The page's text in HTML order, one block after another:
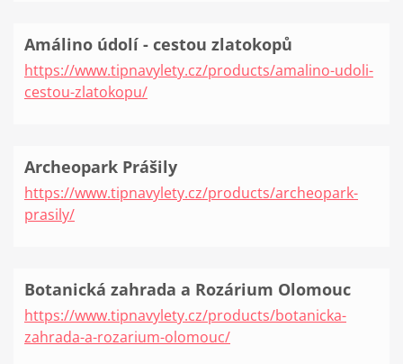
Amálino údolí - cestou zlatokopů
https://www.tipnavylety.cz/products/amalino-udoli-
cestou-zlatokopu/
Archeopark Prášily
https://www.tipnavylety.cz/products/archeopark-
prasily/
Botanická zahrada a Rozárium Olomouc
https://www.tipnavylety.cz/products/botanicka-
zahrada-a-rozarium-olomouc/